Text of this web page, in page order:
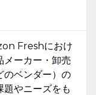
Freshにおけ
メーカー・卸売
のベンダー）の
題やニーズをも